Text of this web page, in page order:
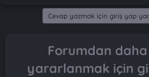
Cevap yazmak için giriş yap
Forumdan
yararlanmak için